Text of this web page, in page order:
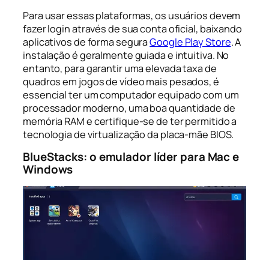
Para usar essas plataformas, os usuários devem
fazer login através de sua conta oficial, baixando
aplicativos de forma seguraGoogle Play Store. A
instalação é geralmente guiada e intuitiva. No
entanto, para garantir uma elevada taxa de
quadros em jogos de vídeo mais pesados, é
essencial ter um computador equipado com um
processador moderno, uma boa quantidade de
memória RAM e certifique-se de ter permitido a
tecnologia de virtualização da placa-mãe BIOS.
BlueStacks: o emulador líder para Mac e
Windows